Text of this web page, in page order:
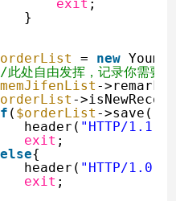
exit ;
}
= new
处自由发挥，记录你需
->remark
-
( $orderList -
header( "HTTP/1.1
exit ;
else{
header( "HTTP/1.0
exit ;